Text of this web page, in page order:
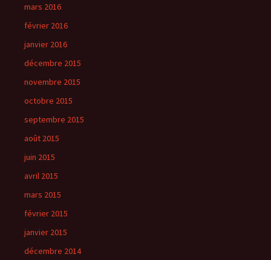
mars 2016
février 2016
janvier 2016
décembre 2015
novembre 2015
octobre 2015
septembre 2015
août 2015
juin 2015
avril 2015
mars 2015
février 2015
janvier 2015
décembre 2014